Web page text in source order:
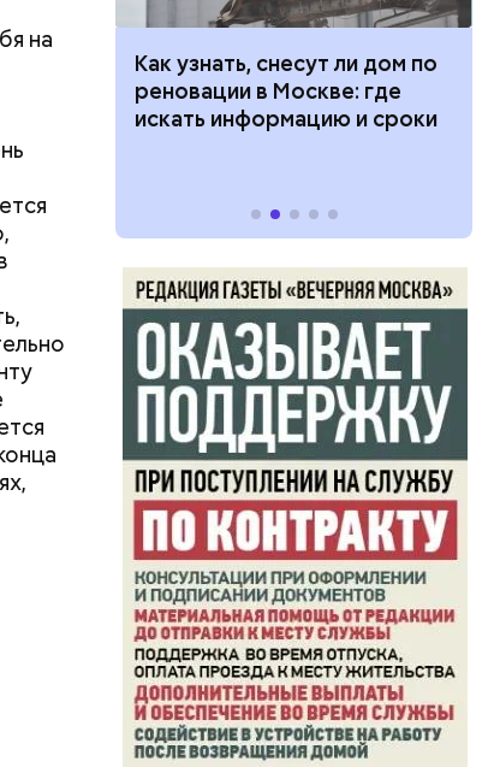
на
при
может
нужны
Как узнать, снесут ли дом по
реновации в Москве: где
искать информацию и сроки